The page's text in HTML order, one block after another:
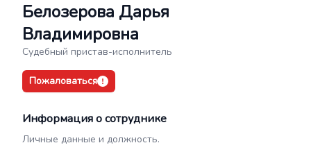
Белозерова Дарья
Владимировна
Судебный пристав-исполнитель
Пожаловаться
Информация о сотруднике
Личные данные и должность.